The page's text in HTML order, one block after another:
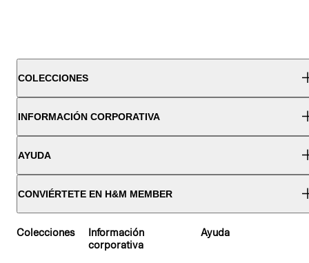
COLECCIONES
INFORMACIÓN CORPORATIVA
AYUDA
CONVIÉRTETE EN H&M MEMBER
Colecciones
Información
corporativa
Ayuda